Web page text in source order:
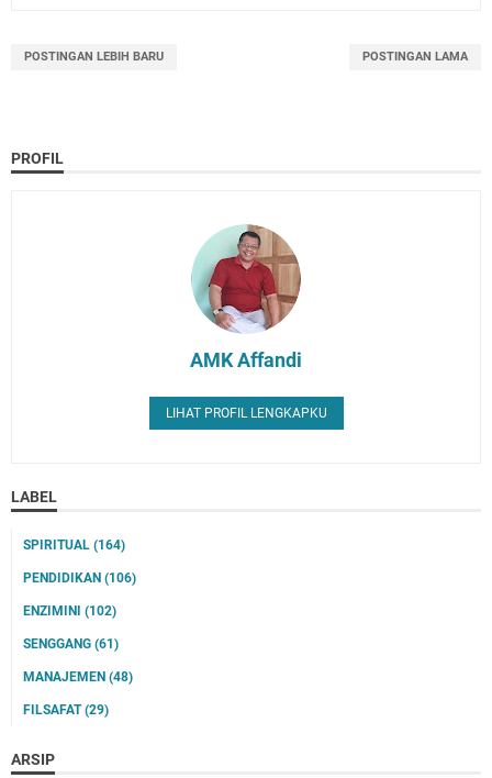
POSTINGAN LEBIH BARU POSTINGAN LAMA
PROFIL
AMK Affandi
LIHAT PROFIL LENGKAPKU
LABEL
SPIRITUAL (164)
PENDIDIKAN (106)
ENZIMINI (102)
SENGGANG (61)
MANAJEMEN (48)
FILSAFAT(29)
ARSIP